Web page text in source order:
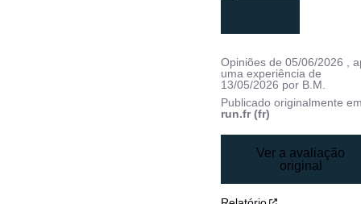
Opiniões de05/06/2026 ,
uma experiência de
13/05/2026 por B.M.
Publicado originalmente
run.fr (fr)
Ver a avaliação
original